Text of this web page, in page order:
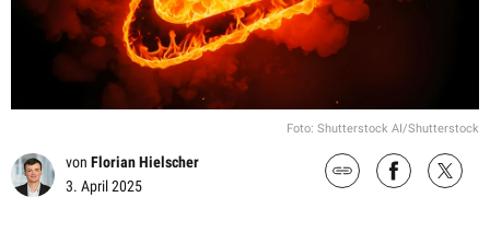
Foto: Shutterstock AI/Shutterstock
von Florian Hielscher
3. April 2025